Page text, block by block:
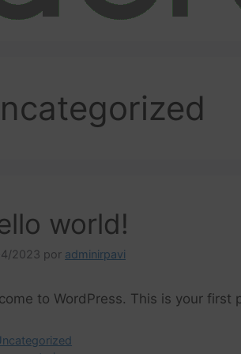
world!
2023 por adminirpavi
to WordPress. This is your